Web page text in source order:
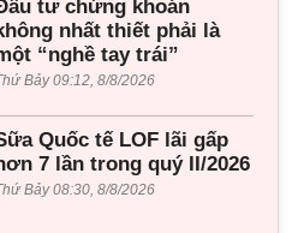
tư chứng khoán
nhất thiết phải là
“nghề tay trái”
Bảy 09:12, 8/8/2026
Quốc tế LOF lãi gấp
7 lần trong quý II/2026
Bảy 08:30, 8/8/2026